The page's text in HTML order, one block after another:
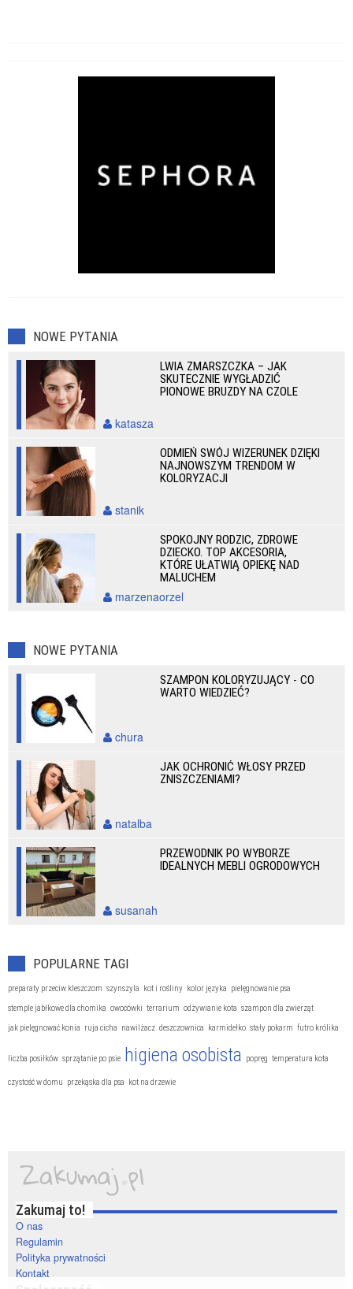
NOWE PYTANIA
LWIA ZMARSZCZKA – JAK
SKUTECZNIE WYGŁADZIĆ
PIONOWE BRUZDY NA CZOLE
katasza
ODMIEŃ SWÓJ WIZERUNEK DZIĘKI
NAJNOWSZYM TRENDOM W
KOLORYZACJI
stanik
SPOKOJNY RODZIC, ZDROWE
DZIECKO. TOP AKCESORIA,
KTÓRE UŁATWIĄ OPIEKĘ NAD
MALUCHEM
marzenaorzel
NOWE PYTANIA
SZAMPON KOLORYZUJĄCY - CO
WARTO WIEDZIEĆ?
chura
JAK OCHRONIĆ WŁOSY PRZED
ZNISZCZENIAMI?
natalba
PRZEWODNIK PO WYBORZE
IDEALNYCH MEBLI OGRODOWYCH
susanah
POPULARNE TAGI
preparaty przeciw kleszczom szynszyla kot i rośliny kolor języka pielęgnowanie psa
stemple jabłkowe dla chomika owocówki terrarium odżywianie kota szampon dla zwierząt
jak pielęgnować konia ruja cicha nawilżacz deszczownica karmidełko stały pokarm futro królika
liczba posiłków sprzątanie po psie higiena osobista popręg temperatura kota
czystość w domu przekąska dla psa kot na drzewie
Zakumaj to!
O nas
Regulamin
Polityka prywatności
Kontakt